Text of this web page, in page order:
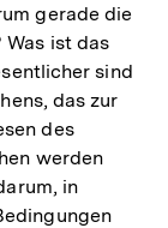
gerade die
Was ist das
sind
das zur
des
werden
in